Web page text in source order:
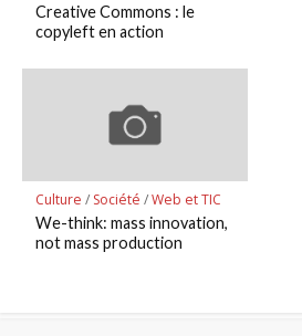
Creative Commons : le
copyleft en action
Culture / Société /Web et TIC
We-think: mass innovation,
not mass production